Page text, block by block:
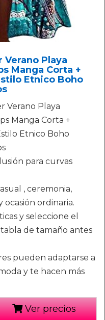
Playa
Manga Corta +
Etnico Boho
Verano Playa
Manga Corta +
Etnico Boho
para curvas
, ceremonia,
ocasión ordinaria.
y seleccione el
de tamaño antes
pueden adaptarse a
y te hacen más
Ver precios